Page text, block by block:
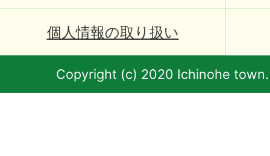
個人情報の取り扱い
Copyright (c) 2020 Ichinohe